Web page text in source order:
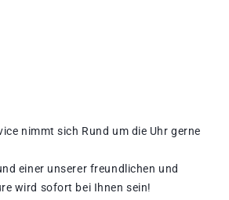
nimmt sich Rund um die Uhr gerne
einer unserer freundlichen und
wird sofort bei Ihnen sein!